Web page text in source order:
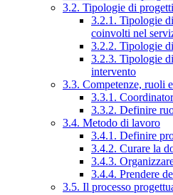
3.2. Tipologie di progetti
3.2.1. Tipologie
coinvolti nel
3.2.2. Tipologie
3.2.3. Tipologie
intervento
3.3. Competenze, ruoli
3.3.1.
3.3.2. Definire
3.4. Metodo di lavoro
3.4.1. Definire
3.4.2. Curare la
3.4.3.
3.4.4. Prendere
3.5. Il processo